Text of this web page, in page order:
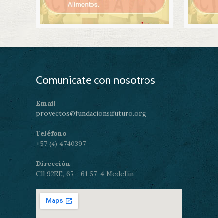
Comunícate con nosotros
Email
proyectos@fundacionsifuturo.org
Teléfono
+57 (4) 4740397
Dirección
Cll 92EE, 67 - 61 57-4 Medellín